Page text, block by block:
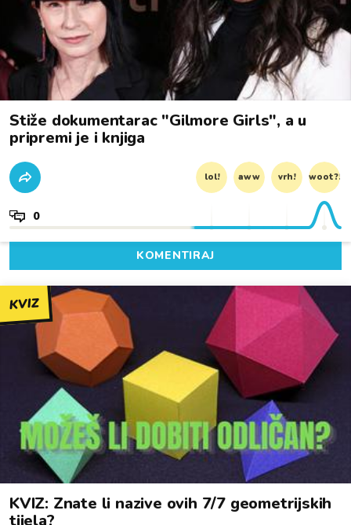
Stiže dokumentarac "Gilmore Girls", a u
pripremi je i knjiga
lol! aww vrh! woot?!
0
KOMENTIRAJ
KVIZ
KVIZ: Znate li nazive ovih 7/7 geometrijskih
tijela?